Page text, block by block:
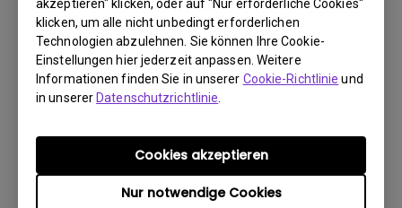
akzeptieren" klicken, oder auf "Nur erforderliche Cookies"
klicken, um alle nicht unbedingt erforderlichen
Technologien abzulehnen. Sie können Ihre Cookie-
Einstellungen hier jederzeit anpassen. Weitere
Informationen finden Sie in unserer Cookie-Richtlinie und
in unsererDatenschutzrichtlinie
Nur notwendige Cookies
Cookies akzeptieren
Hardware Quality Labs) in Windows für
meinen BenQ-Monitor installieren? Gibt es
eine aktualisierte Version des WHQL-
Treibers?
Wieso flackert mein Monitor?
Sind alle BenQ-Monitore oder nur